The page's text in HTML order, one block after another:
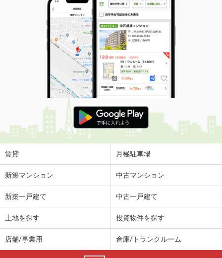
賃貸 月極駐車場
新築マンション 中古マンション
新築一戸建て 中古一戸建て
土地を探す 投資物件を探す
店舗/事業用 倉庫/トランクルーム